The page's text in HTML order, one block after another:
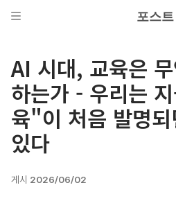
포스트
AI 시대, 교육은
하는가 - 우리는
육"이 처음 발명
있다
게시 2026/06/02